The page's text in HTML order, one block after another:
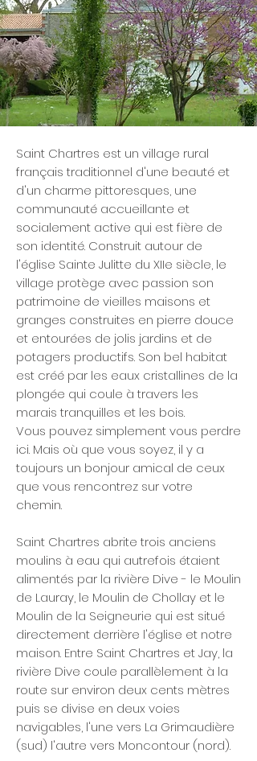
Saint Chartres est un village rural
français traditionnel d'une beauté et
d'un charme pittoresques, une
communauté accueillante et
socialement active qui est fière de
son identité. Construit autour de
l'église Sainte Julitte du XIIe siècle, le
village protège avec passion son
patrimoine de vieilles maisons et
granges construites en pierre douce
et entourées de jolis jardins et de
potagers productifs. Son bel habitat
est créé par les eaux cristallines de la
plongée qui coule à travers les
marais tranquilles et les bois.
Vous pouvez simplement vous perdre
ici. Mais où que vous soyez, il y a
toujours un bonjour amical de ceux
que vous rencontrez sur votre
chemin.
Saint Chartres abrite trois anciens
moulins à eau qui autrefois étaient
alimentés par la rivière Dive - le Moulin
de Lauray, le Moulin de Chollay et le
Moulin de la Seigneurie qui est situé
directement derrière l'église et notre
maison. Entre Saint Chartres et Jay, la
rivière Dive coule parallèlement à la
route sur environ deux cents mètres
puis se divise en deux voies
navigables, l'une vers La Grimaudière
(sud) l'autre vers Moncontour (nord).